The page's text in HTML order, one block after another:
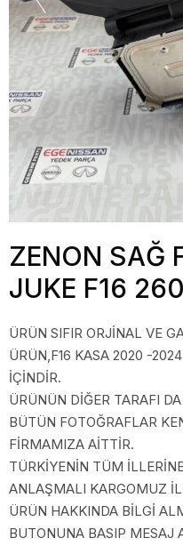
ZENON SAĞ
JUKE F16
ÜRÜN SIFIR ORJİNAL VE
ÜRÜN,F16 KASA 2020 -
İÇİNDİR.
ÜRÜNÜN DİĞER TARAFI
BÜTÜN FOTOĞRAFLAR
FİRMAMIZA AİTTİR.
TÜRKİYENİN TÜM
ANLAŞMALI KARGOMUZ
ÜRÜN HAKKINDA BİLGİ
BUTONUNA BASIP MESAJ